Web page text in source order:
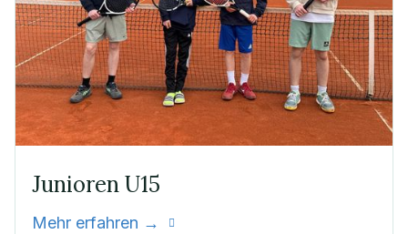
Junioren U15
Mehr erfahren → 